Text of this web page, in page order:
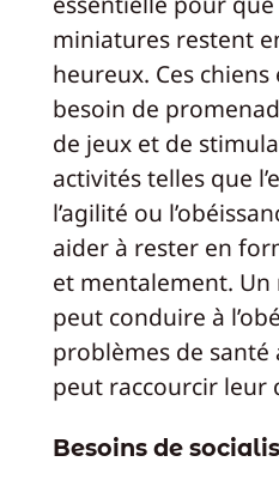
miniatures restent
heureux. Ces
besoin de
de jeux et de
activités telles que
l’agilité ou
aider à rester en
et mentalement. Un
peut conduire à
problèmes de santé
peut raccourcir leur
Besoins de